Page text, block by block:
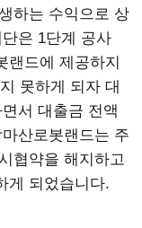
하는 수익으로 상
은 1단계 공사
랜드에 제공하지
못하게 되자 대
서 대출금 전액
산로봇랜드는 주
협약을 해지하고
게 되었습니다.